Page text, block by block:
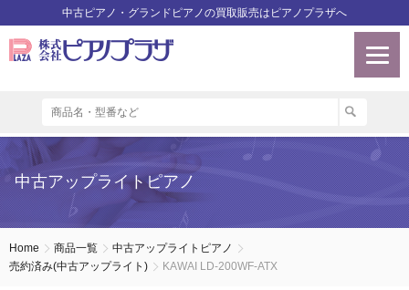
中古ピアノ・グランドピアノの買取販売はピアノプラザへ
中古アップライトピアノ
Home 商品一覧
中古アップライトピアノ
売約済み(中古アップライト)
KAWAI LD-200WF-ATX